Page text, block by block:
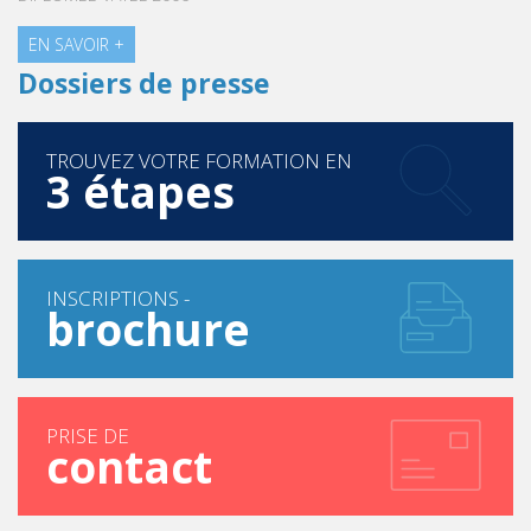
EN SAVOIR +
Dossiers de presse
TROUVEZ VOTRE FORMATION EN
3 étapes
INSCRIPTIONS -
brochure
PRISE DE
contact